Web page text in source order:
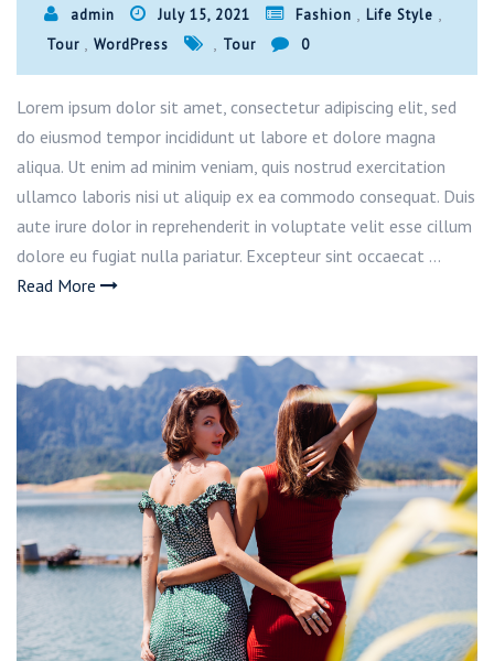
admin July 15, 2021 Fashion Life Style
Tour WordPress Tour 0
Lorem ipsum dolor sit amet, consectetur adipiscing elit, sed
do eiusmod tempor incididunt ut labore et dolore magna
aliqua. Ut enim ad minim veniam, quis nostrud exercitation
ullamco laboris nisi ut aliquip ex ea commodo consequat. Duis
aute irure dolor in reprehenderit in voluptate velit esse cillum
dolore eu fugiat nulla pariatur. Excepteur sint occaecat …
Read More